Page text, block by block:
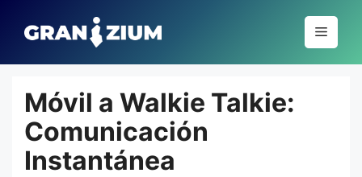
para
conteúdo
Menu
Móvil a Walkie Talkie:
Comunicación
Instantánea